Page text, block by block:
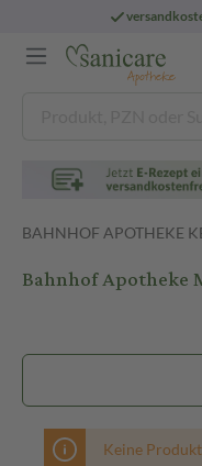
BAHNHOF APOTHEKE
Bahnhof Apotheke
Keine